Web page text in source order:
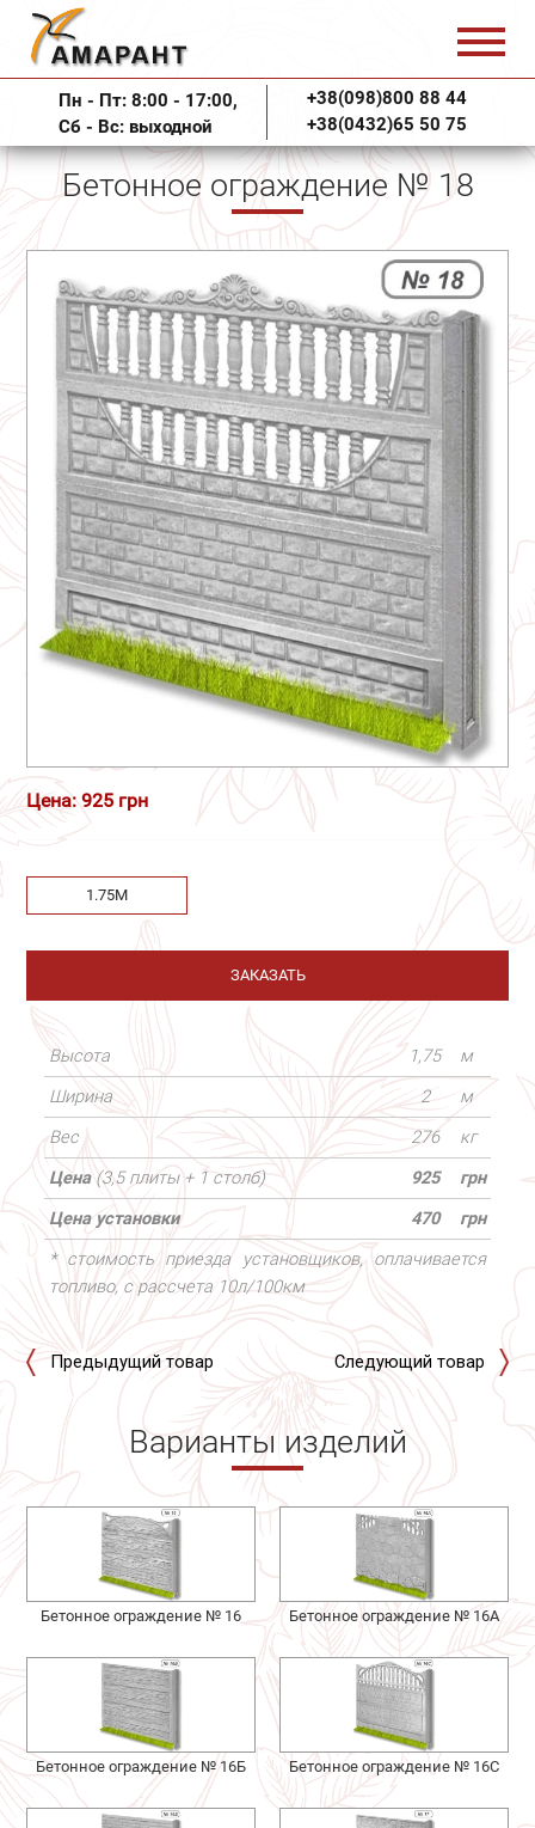
Пн - Пт: 8:00 - 17:00,
Сб - Вс: выходной
+38(098)800 88 44
+38(0432)65 50 75
Бетонное ограждение № 18
Цена: 925 грн
1.75М
ЗАКАЗАТЬ
Высота 1,75
м
Ширина
2
м
Вес
276
кг
Цена (3,5 плиты + 1 столб) 925
грн
Цена установки
470
грн
* стоимость приезда установщиков, оплачивается
топливо, с рассчета 10л/100км
Предыдущий товар Следующий товар
Варианты изделий
Бетонное ограждение № 16 Бетонное ограждение № 16А
Бетонное ограждение № 16Б Бетонное ограждение № 16С